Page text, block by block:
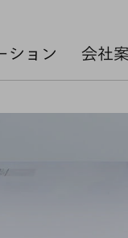
ション 会社